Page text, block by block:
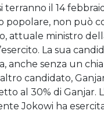
terranno il 14
popolare, non può
attuale ministro
La sua
anche senza un
candidato,
al 30% di Ganjar.
Jokowi ha